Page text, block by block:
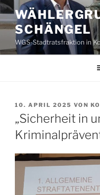
Zum
Inhalt
springenSCHÄNGEL
WGS-Stadtratsfraktion in
VERÖFFENTLICHT
AM
10. APRIL 2025 VON
„Sicherheit in